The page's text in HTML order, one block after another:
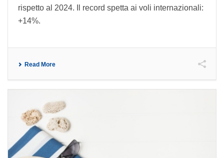
rispetto al 2024. Il record spetta ai voli internazionali:
+14%.
Read More